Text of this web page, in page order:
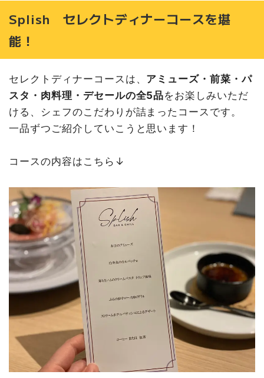
Splish セレクトディナーコースを堪
能！
セレクトディナーコースは、 アミューズ・前菜・パ
スタ・肉料理・デセールの全5品をお楽しみいただ
ける、シェフのこだわりが詰まったコースです。
一品ずつご紹介していこうと思います！
コースの内容はこちら↓